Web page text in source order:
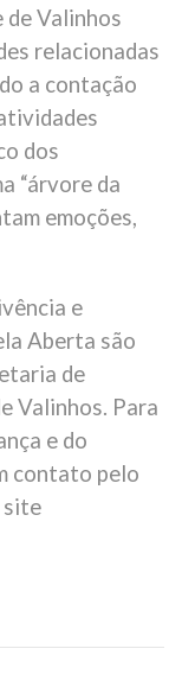
de Valinhos
relacionadas
a contação
dos
“árvore da
emoções,
e
Aberta são
de
Valinhos. Para
e do
contato pelo
site